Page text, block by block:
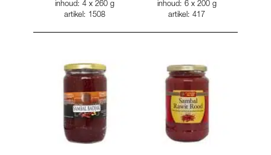
inhoud: 4 x 260 g
artikel: 1508
inhoud: 6 x 200 g
artikel: 417